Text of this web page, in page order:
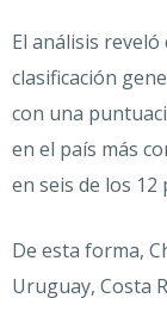
El análisis
clasificación
con una
en el país más
en seis de los
De esta forma,
Uruguay, Costa